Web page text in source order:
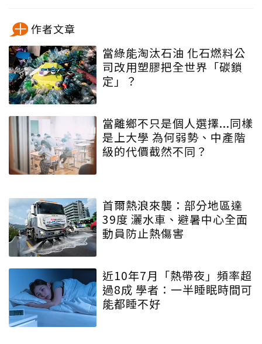
作者文章
當綠能淘汰石油 化石燃料公
司改用塑膠把全世界「碳鎖
定」？
當離鄉不只是個人選擇...同樣
是上大學 為何弱勢、中產階
級的代價截然不同？
首爾熱浪來襲：部分地區達
39度 灑水車、避暑中心全面
動員防止熱傷害
近10年7月「熱帶夜」頻率超
過8成 學者：一半睡眠時間可
能都睡不好